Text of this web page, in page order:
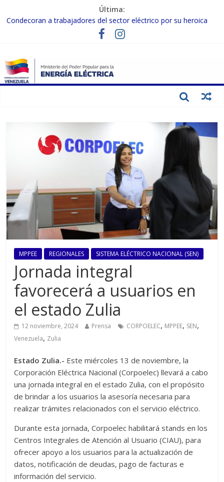
Última:
Condecoran a trabajadores del sector eléctrico por su heroica
labor tras el doble sismo del 24-J
Gobierno Nacional coordina acciones con el sector privado para
Inspeccionan trabajos de rehabilitación en instalaciones del SEN
en Carabobo
Gobierno Nacional activa plan preventivo para fortalecer el SEN
MPPEE REGIONALES SISTEMA ELÉCTRICO NACIONAL (SEN)
Jornada integral
favorecerá a usuarios en
el estado Zulia
12 noviembre, 2024 Prensa CORPOELEC, MPPEE, SEN,
Venezuela, Zulia
Estado Zulia.- Este miércoles 13 de noviembre, la
Corporación Eléctrica Nacional (Corpoelec) llevará a cabo
una jornada integral en el estado Zulia, con el propósito
de brindar a los usuarios la asesoría necesaria para
realizar trámites relacionados con el servicio eléctrico.
Durante esta jornada, Corpoelec habilitará stands en los
Centros Integrales de Atención al Usuario (CIAU), para
ofrecer apoyo a los usuarios para la actualización de
datos, notificación de deudas, pago de facturas e
información del servicio.